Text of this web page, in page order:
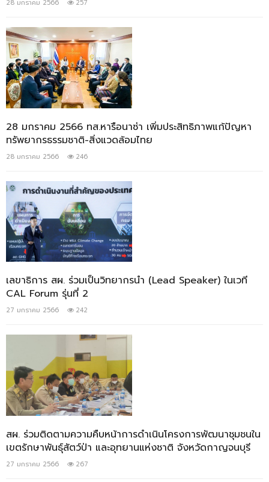
28 มกราคม 2566 257
28 มกราคม 2566 ทส.หารือนาซ่า เพิ่มประสิทธิภาพแก้ปัญหา
ทรัพยากรธรรมชาติ-สิ่งแวดล้อมไทย
28 มกราคม 2566 246
เลขาธิการ สผ. ร่วมเป็นวิทยากรนำ (Lead Speaker) ในเวที
CAL Forum รุ่นที่ 2
27 มกราคม 2566 242
สผ. ร่วมติดตามความคืบหน้าการดำเนินโครงการพัฒนาชุมชนใน
เขตรักษาพันธุ์สัตว์ป่า และอุทยานแห่งชาติ จังหวัดกาญจนบุรี
27 มกราคม 2566 267